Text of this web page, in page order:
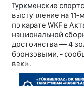
Туркменские
выступление на
по карате WKF в
национальной
достоинства — 4
бронзовыми, -
век».